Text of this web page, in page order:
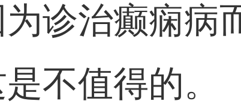
诊治癫痫病
不值得的。